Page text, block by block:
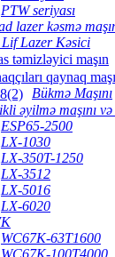
PTW seriyası
lazer kəsmə
Lazer Kəsici
Bükmə Maşını
əyilmə maşını və
ESP65-2500
LX-1030
LX-350T-1250
LX-3512
LX-5016
LX-6020
WC67K-63T1600
WC67K-100T4000